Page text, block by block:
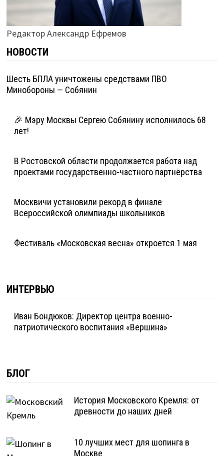
Редактор Александр Ефремов
НОВОСТИ
Шесть БПЛА уничтожены средствами ПВО
Минобороны — Собянин
🎉 Мэру Москвы Сергею Собянину исполнилось 68
лет!
В Ростовской области продолжается работа над
проектами государственно-частного партнёрства
Москвичи установили рекорд в финале
Всероссийской олимпиады школьников
Фестиваль «Московская весна» откроется 1 мая
ИНТЕРВЬЮ
Иван Бондюков: Директор центра военно-
патриотического воспитания «Вершина»
БЛОГ
История Московского Кремля: от
древности до наших дней
10 лучших мест для шопинга в
Москве